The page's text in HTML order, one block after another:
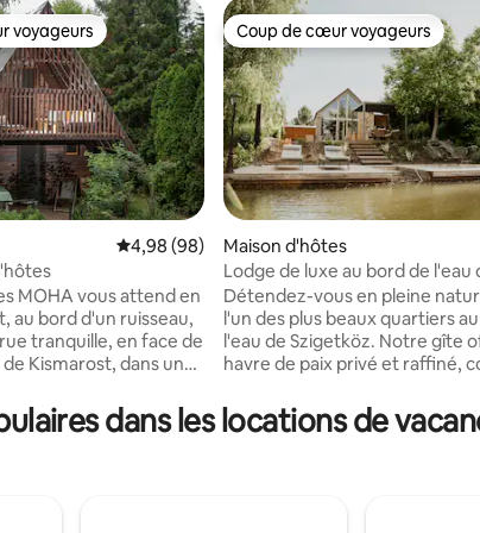
de 123 commentaires : 5 sur 5
les plus appréciés
voyageurs
Évaluation moyenne sur la base de 98
4,98 (98)
MOHA vous attend en
au bord d'un ruisseau,
tranquille, en face de
Kismarost, dans un
jardin fleuri. Le chalet
meublé, indépendant
Coup de cœur voyageurs
Coup de cœur voyageurs
Maison d'hôtes
Lodge de luxe au bord de l'eau
de Szigetköz - avec jacuzzi
Détendez-vous en pleine
l'un des plus beaux quartiers
l'eau de Szigetköz. Notre gîte
havre de paix privé et raffiné,
naturelles et des espaces
s'ouvrent sur l'eau. Des baies
Commencez votre matinée par
dans les locations de